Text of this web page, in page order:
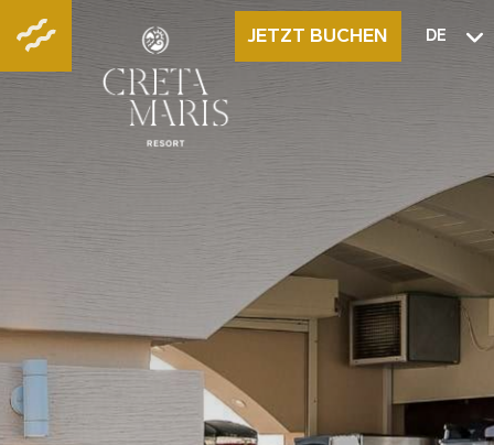
JETZT BUCHEN DE